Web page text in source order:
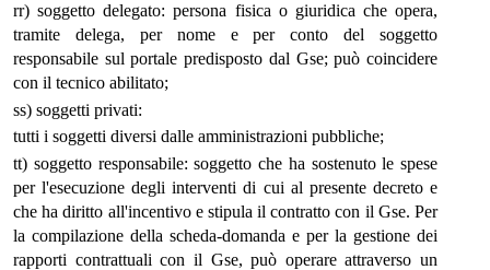
rr) soggetto delegato: persona fisica o giuridica che opera,
tramite delega, per nome e per conto del soggetto
responsabile sul portale predisposto dal Gse; può coincidere
con il tecnico abilitato;
ss) soggetti privati:
tutti i soggetti diversi dalle amministrazioni pubbliche;
tt) soggetto responsabile: soggetto che ha sostenuto le spese
per l'esecuzione degli interventi di cui al presente decreto e
che ha diritto all'incentivo e stipula il contratto con il Gse. Per
la compilazione della scheda-domanda e per la gestione dei
rapporti contrattuali con il Gse, può operare attraverso un